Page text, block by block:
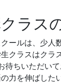
ールは、少人
クラスはクラ
待ちいただいて
力を伸ばした